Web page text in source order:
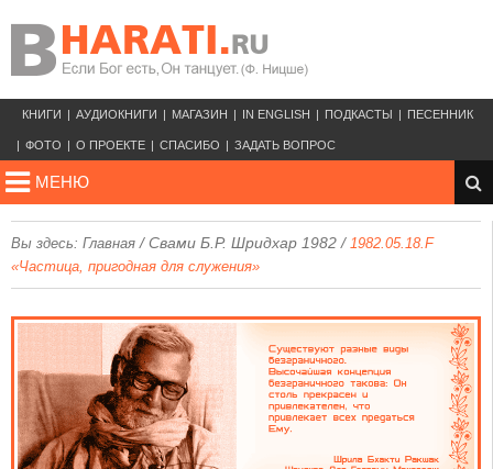
КНИГИ АУДИОКНИГИ МАГАЗИН IN ENGLISH ПОДКАСТЫ ПЕСЕННИК
ФОТО О ПРОЕКТЕ СПАСИБО ЗАДАТЬ ВОПРОС
МЕНЮ
Вы здесь: Главная /Свами Б.Р. Шридхар 1982 / 1982.05.18.F
«Частица, пригодная для служения»